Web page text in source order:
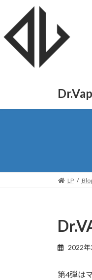
LP
2022年
第4弾は